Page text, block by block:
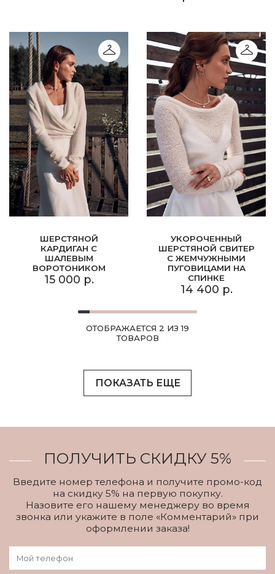
ШЕРСТЯНОЙ
КАРДИГАН С
ШАЛЕВЫМ
ВОРОТОНИКОМ
15 000 р.
УКОРОЧЕННЫЙ
ШЕРСТЯНОЙ СВИТЕР
С ЖЕМЧУЖНЫМИ
ПУГОВИЦАМИ НА
СПИНКЕ
14 400 р.
ОТОБРАЖАЕТСЯ 2 ИЗ 19
ТОВАРОВ
ПОКАЗАТЬ ЕЩЕ
ПОЛУЧИТЬ СКИДКУ 5%
Введите номер телефона и получите промо-код
на скидку 5% на первую покупку.
Назовите его нашему менеджеру во время
звонка или укажите в поле «Комментарий» при
оформлении заказа!